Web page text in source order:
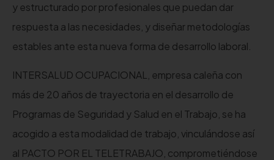
y estructurado por profesionales que puedan dar
respuesta a las necesidades, y diseñar metodologías
estables ante esta nueva forma de desarrollo laboral.
INTERSALUD OCUPACIONAL, empresa caleña con
más de 20 años de trayectoria en el desarrollo de
Programas de Seguridad y Salud en el Trabajo, se ha
acogido a esta modalidad de trabajo, vinculándose así
al PACTO POR EL TELETRABAJO, comprometiéndose